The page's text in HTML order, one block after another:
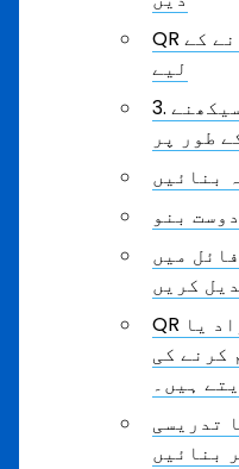
QR کوڈ رپورٹس کو آسان بنانے کے
لیے
3. آپ کے طلباء کے لیے ایک سیکھنے
بنائیں
بنو
میں
کریں
QR کوڈز آپ کے تعلیمی مواد یا
کرنے کی
ہیں۔
تدریسی
بنائیں